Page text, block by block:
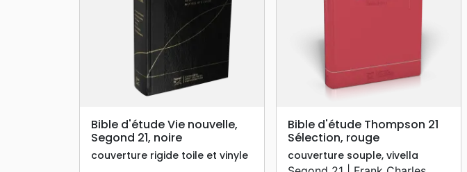
searchAPERÇU RAPIDE
Bible d'étude Vie nouvelle,
Segond 21, noire
couverture rigide toile et vinyle
searchAPERÇU RAPIDE
Bible d'étude Thompson 21
Sélection, rouge
couverture souple, vivella